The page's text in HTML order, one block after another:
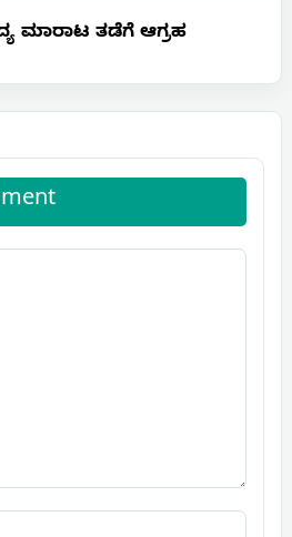
ಮಾರಾಟ ತಡೆಗೆ ಆಗ್ರಹ